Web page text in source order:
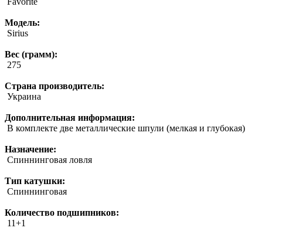
Модель:
Sirius
Вес (грамм):
275
Страна производитель:
Украина
Дополнительная информация:
В комплекте две металлические шпули (мелкая и глубокая)
Назначение:
Спиннинговая ловля
Тип катушки:
Спиннинговая
Количество подшипников:
11+1